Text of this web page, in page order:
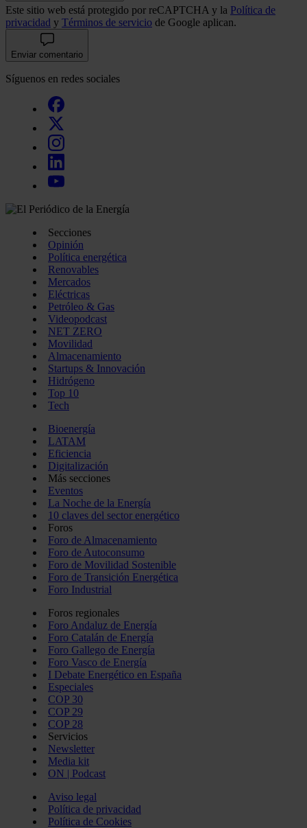
Este sitio web está protegido por reCAPTCHA y la Política de
privacidad y Términos de servicio de Google aplican.
Enviar comentario
Síguenos en redes sociales
Secciones
Opinión
Política energética
Renovables
Mercados
Eléctricas
Petróleo & Gas
Videopodcast
NET ZERO
Movilidad
Almacenamiento
Startups & Innovación
Hidrógeno
Top 10
Tech
Bioenergía
LATAM
Eficiencia
Digitalización
Más secciones
Eventos
La Noche de la Energía
10 claves del sector energético
Foros
Foro de Almacenamiento
Foro de Autoconsumo
Foro de Movilidad Sostenible
Foro de Transición Energética
Foro Industrial
Foros regionales
Foro Andaluz de Energía
Foro Catalán de Energía
Foro Gallego de Energía
Foro Vasco de Energía
I Debate Energético en España
Especiales
COP 30
COP 29
COP 28
Servicios
Newsletter
Media kit
ON | Podcast
Aviso legal
Política de privacidad
Política de Cookies